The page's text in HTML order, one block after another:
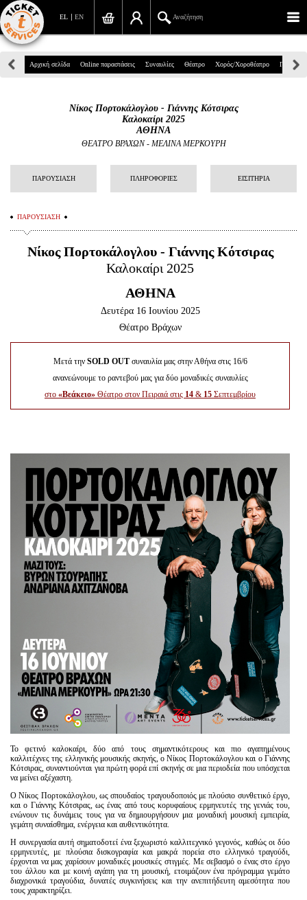
EN
EL Αναζήτηση
Πανεπιστημίου 39, Αθήνα
info@ticketservices.gr
Αναζήτηση
Προσωπικά Δεδομένα
Είσοδος διαχειριστή
Αρχική σελίδα Online παραστάσεις Συναυλίες Θέατρο Χορός/Χοροθέατρο Παιδικά
Νίκος Πορτοκάλογλου - Γιάννης Κότσιρας
Καλοκαίρι 2025
ΑΘΗΝΑ
ΘΕΑΤΡΟ ΒΡΑΧΩΝ - ΜΕΛΙΝΑ ΜΕΡΚΟΥΡΗ
ΠΑΡΟΥΣΙΑΣΗ ΠΛΗΡΟΦΟΡΙΕΣ ΕΙΣΙΤΗΡΙΑ
ΠΑΡΟΥΣΙΑΣΗ
Νίκος Πορτοκάλογλου - Γιάννης Κότσιρας
Καλοκαίρι 2025
ΑΘΗΝΑ
Δευτέρα 16 Ιουνίου 2025
Θέατρο Βράχων
Μετά την SOLD OUT συναυλία μας στην Αθήνα στις 16/6
ανανεώνουμε το ραντεβού μας για δύο μοναδικές συναυλίες
στο «Βεάκειο» Θέατρο στον Πειραιά στις 14 & 15 Σεπτεμβρίου
Το φετινό καλοκαίρι, δύο από τους σημαντικότερους και πιο αγαπημένους
καλλιτέχνες της ελληνικής μουσικής σκηνής, ο Νίκος Πορτοκάλογλου και ο Γιάννης
Κότσιρας, συναντιούνται για πρώτη φορά επί σκηνής σε μια περιοδεία που υπόσχεται
να μείνει αξέχαστη.
Ο Νίκος Πορτοκάλογλου, ως σπουδαίος τραγουδοποιός με πλούσιο συνθετικό έργο,
και ο Γιάννης Κότσιρας, ως ένας από τους κορυφαίους ερμηνευτές της γενιάς του,
ενώνουν τις δυνάμεις τους για να δημιουργήσουν μια μοναδική μουσική εμπειρία,
γεμάτη συναίσθημα, ενέργεια και αυθεντικότητα.
Η συνεργασία αυτή σηματοδοτεί ένα ξεχωριστό καλλιτεχνικό γεγονός, καθώς οι δύο
ερμηνευτές, με πλούσια δισκογραφία και μακρά πορεία στο ελληνικό τραγούδι,
έρχονται να μας χαρίσουν μοναδικές μουσικές στιγμές. Με σεβασμό ο ένας στο έργο
του άλλου και με κοινή αγάπη για τη μουσική, ετοιμάζουν ένα πρόγραμμα γεμάτο
διαχρονικά τραγούδια, δυνατές συγκινήσεις και την ανεπιτήδευτη αμεσότητα που
τους χαρακτηρίζει.